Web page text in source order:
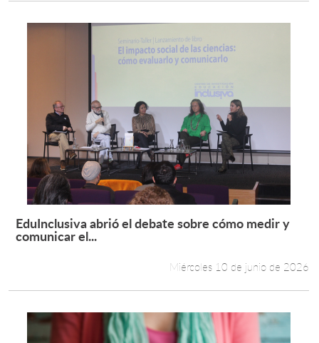
Leer más +
EduInclusiva abrió el debate sobre cómo medir y
comunicar el...
Miércoles 10 de junio de 2026